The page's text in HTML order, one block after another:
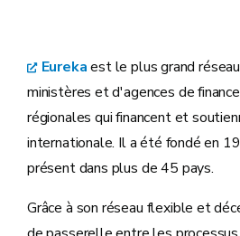
Eurekaest le plus grand
ministères et d'agences de
régionales qui financent et
internationale. Il a été fondé en
présent dans plus de 45 pays.
Grâce à son réseau flexible et